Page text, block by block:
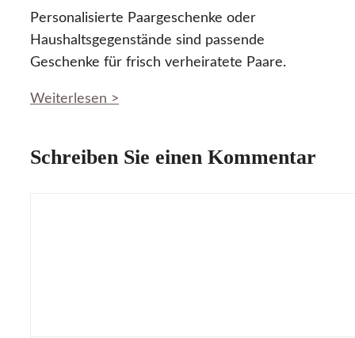
Personalisierte Paargeschenke oder
Haushaltsgegenstände sind passende
Geschenke für frisch verheiratete Paare.
Weiterlesen >
Schreiben Sie einen Kommentar